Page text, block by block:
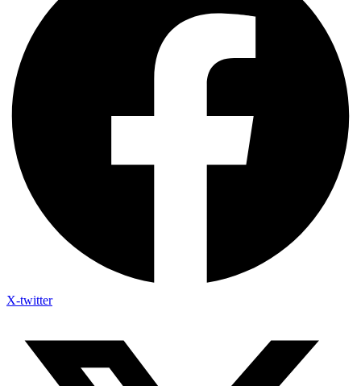
X-twitter